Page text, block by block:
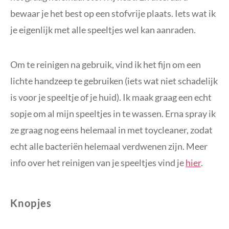
bewaar je het best op een stofvrije plaats. Iets wat ik
je eigenlijk met alle speeltjes wel kan aanraden.
Om te reinigen na gebruik, vind ik het fijn om een
lichte handzeep te gebruiken (iets wat niet schadelijk
is voor je speeltje of je huid). Ik maak graag een echt
sopje om al mijn speeltjes in te wassen. Erna spray ik
ze graag nog eens helemaal in met toycleaner, zodat
echt alle bacteriën helemaal verdwenen zijn. Meer
info over het reinigen van je speeltjes vind jehier.
Knopjes